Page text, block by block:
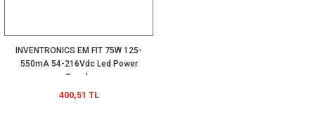
INVENTRONICS EM FIT 75W 125-
550mA 54-216Vdc Led Power
Supply
400,51 TL